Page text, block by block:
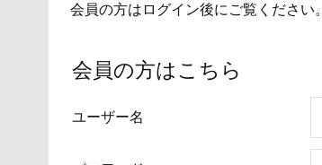
会員の方はログイン後にご覧ください。
会員の方はこちら
ユーザー名